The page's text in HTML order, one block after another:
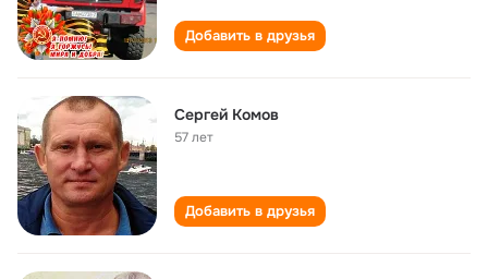
Добавить в друзья
Сергей Комов
57 лет
Добавить в друзья